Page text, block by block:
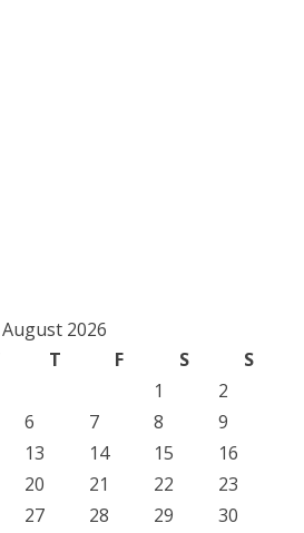
August 2026
T F S
S
1
2
6 7 8
9
13 14 15
16
20 21 22
23
27 28 29
30